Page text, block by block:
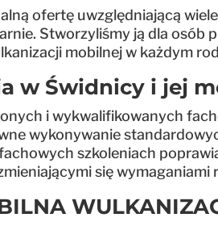
ofertę uwzględniającą
Stworzyliśmy ją dla
mobilnej w każdym
w Świdnicy i jej
i wykwalifikowanych
wykonywanie
szkoleniach
się wymaganiami